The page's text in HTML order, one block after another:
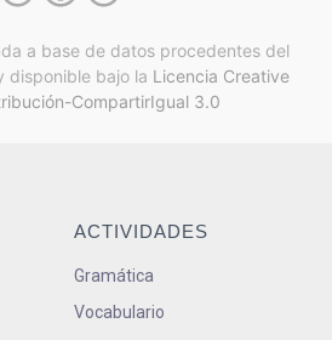
a base de datos procedentes del
disponible bajo la Licencia Creative
CompartirIgual 3.0
ACTIVIDADES
Gramática
Vocabulario